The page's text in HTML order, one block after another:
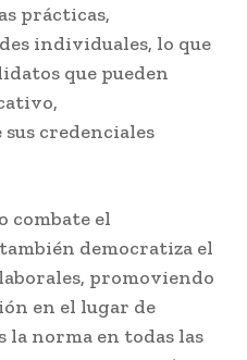
prácticas,
individuales, lo que
que pueden
credenciales
combate el
democratiza el
promoviendo
en el lugar de
la norma en todas las